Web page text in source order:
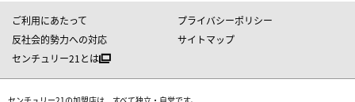
ご利用にあたって
プライバシーポリシー
反社会的勢力への対応
サイトマップ
センチュリー21とは